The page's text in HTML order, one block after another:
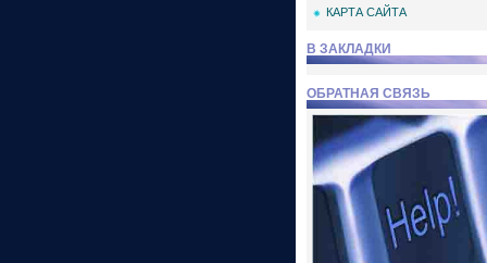
КАРТА САЙТА
В ЗАКЛАДКИ
ОБРАТНАЯ СВЯЗЬ